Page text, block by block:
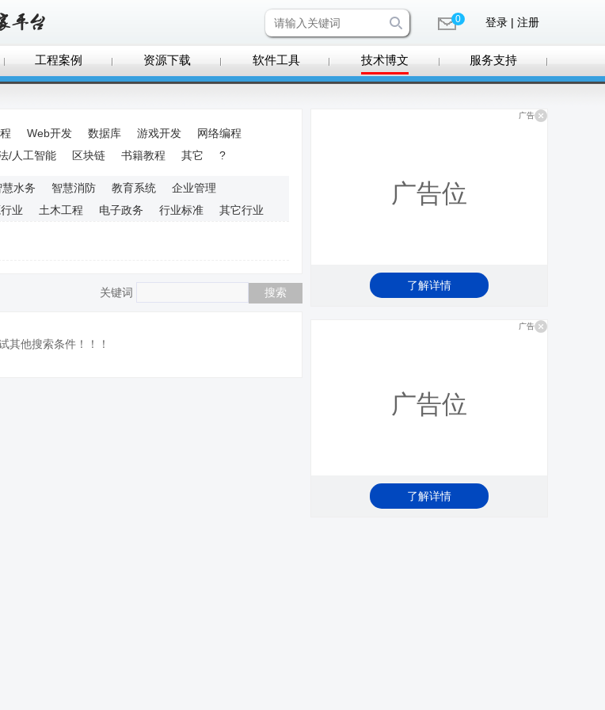
0 登录 | 注册
工程案例 资源下载 软件工具 技术博文 服务支持
Web开发 数据库 游戏开发
网络编程
/人工智能 区块链 书籍教程 其它 ?
慧水务 智慧消防 教育系统
企业管理
业 土木工程 电子政务 行业标准 其它行业
关键词
其他搜索条件！！！
广告
广告位
了解详情
广告
广告位
了解详情